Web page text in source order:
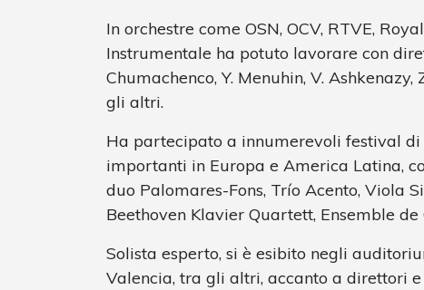
In orchestre come OSN, OCV, RTVE,
Instrumentale ha potuto lavorare con
Chumachenco, Y. Menuhin, V.
gli altri.
Ha partecipato a innumerevoli festival
importanti in Europa e America Latina,
duo Palomares-Fons, Trío Acento, Viola
Beethoven Klavier Quartett, Ensemble de
Solista esperto, si è esibito negli
Valencia, tra gli altri, accanto a direttori